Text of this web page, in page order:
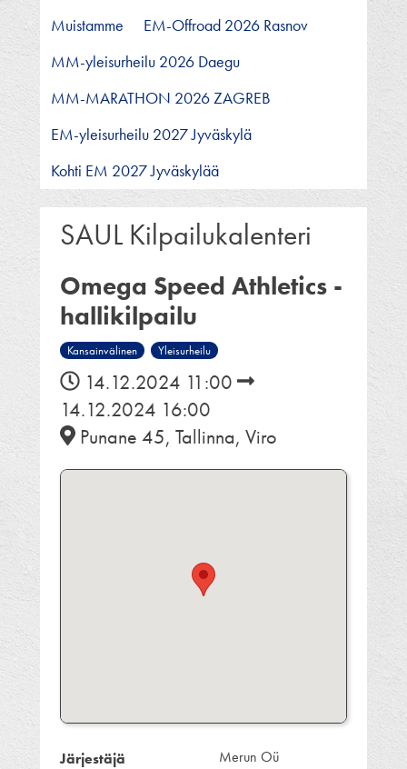
Muistamme
EM-Offroad 2026 Rasnov
MM-yleisurheilu 2026 Daegu
MM-MARATHON 2026 ZAGREB
EM-yleisurheilu 2027 Jyväskylä
Kohti EM 2027 Jyväskylää
SAUL Kilpailukalenteri
Omega Speed Athletics -
hallikilpailu
Kansainvälinen Yleisurheilu
14.12.2024 11:00
14.12.2024 16:00
Punane 45, Tallinna, Viro
Järjestäjä
Merun Oü